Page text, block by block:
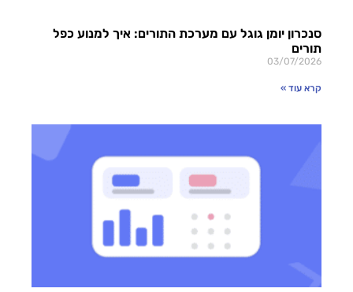
סנכרון יומן גוגל עם מערכת התורים: איך למנוע כפל
תורים
03/07/2026
קרא עוד »